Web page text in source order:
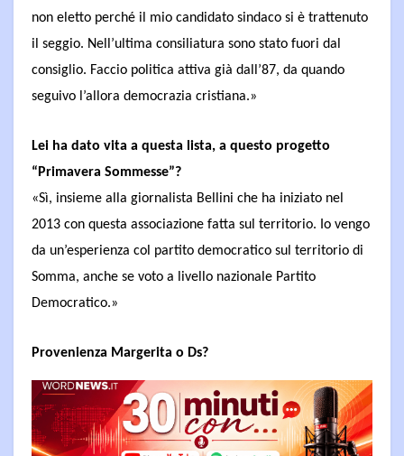
non eletto perché il mio candidato sindaco si è trattenuto
il seggio. Nell’ultima consiliatura sono stato fuori dal
consiglio. Faccio politica attiva già dall’87, da quando
seguivo l’allora democrazia cristiana.»
Lei ha dato vita a questa lista, a questo progetto
“Primavera Sommesse”?
«Sì, insieme alla giornalista Bellini che ha iniziato nel
2013 con questa associazione fatta sul territorio. Io vengo
da un’esperienza col partito democratico sul territorio di
Somma, anche se voto a livello nazionale Partito
Democratico.»
Provenienza Margerita o Ds?